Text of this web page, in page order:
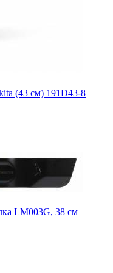
(43 см) 191D43-8
LM003G, 38 см